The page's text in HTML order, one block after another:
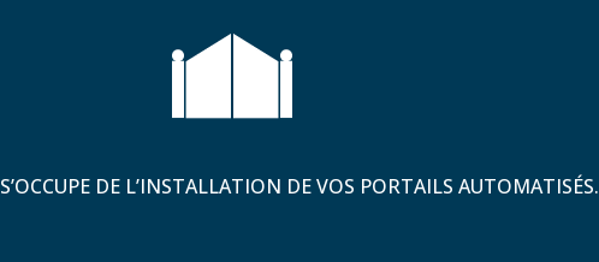
S’OCCUPE DE L’INSTALLATION DE VOS PORTAILS AUTOMATISÉS.